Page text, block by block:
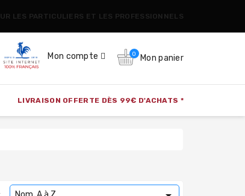
LES PARTICULIERS ET LES PROFESSIONNELS
Mon compte 0 Mon panier
LIVRAISON OFFERTE DÈS 99€ D'ACHATS *